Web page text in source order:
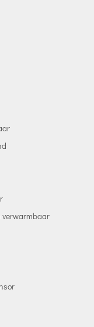
verwarmbaar